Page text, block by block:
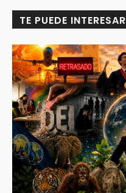
TE PUEDE INTERESAR